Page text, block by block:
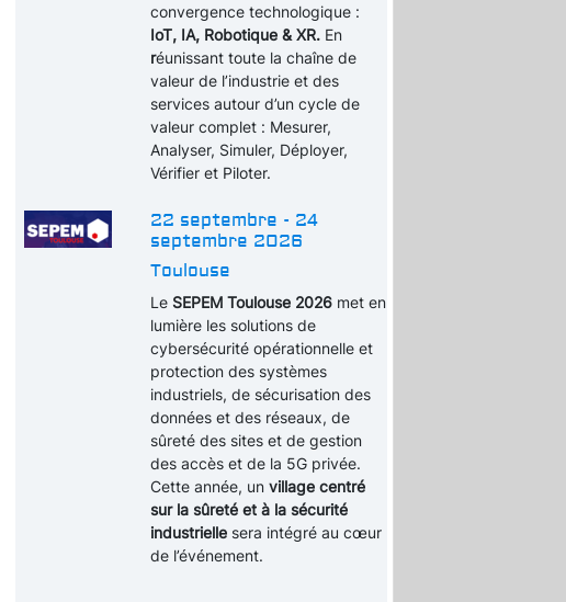
convergence technologique :
IoT, IA, Robotique & XR. En
réunissant toute la chaîne de
valeur de l’industrie et des
services autour d’un cycle de
valeur complet : Mesurer,
Analyser, Simuler, Déployer,
Vérifier et Piloter.
22 septembre - 24
septembre 2026
Toulouse
Le SEPEM Toulouse 2026met en
lumière les solutions de
cybersécurité opérationnelle et
protection des systèmes
industriels, de sécurisation des
données et des réseaux, de
sûreté des sites et de gestion
des accès et de la 5G privée.
Cette année, un village centré
sur la sûreté et à la sécurité
industriellesera intégré au cœur
de l’événement.